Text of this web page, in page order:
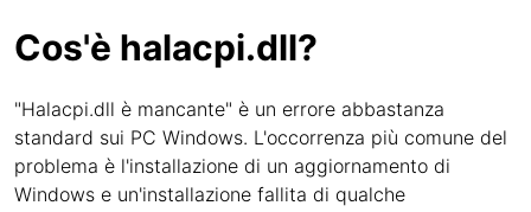
Cos'è halacpi.dll?
"Halacpi.dll è mancante" è un errore abbastanza
standard sui PC Windows. L'occorrenza più comune del
problema è l'installazione di un aggiornamento di
Windows e un'installazione fallita di qualche